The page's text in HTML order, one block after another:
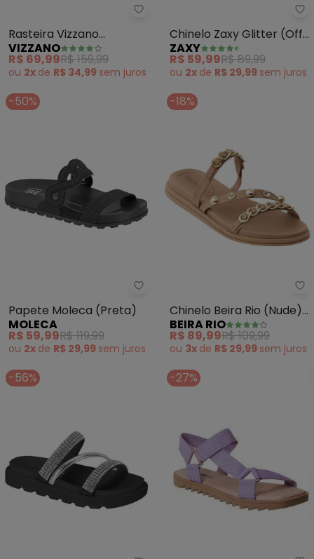
Vizzano - Rasteira Vizzano
Rasteira Vizzano
(Dourada)
VIZZANO
R$ 69,99R$ 159,99
ou 2x de R$ 34,99 sem juros
Chinelo Zaxy Glitter (Off
White)
ZAXY
R$ 59,99R$ 89,99
ou 2x de R$ 29,99 sem juros
-50%
Moleca - Papete Moleca
Papete Moleca (Preta)
MOLECA
R$ 59,99R$ 119,99
ou 2x de R$ 29,99 sem juros
-18%
Chinelo Beira Rio (Nude)
em Sintético
BEIRA RIO
R$ 89,99R$ 109,99
ou 3x de R$ 29,99 sem juros
-56% -27%